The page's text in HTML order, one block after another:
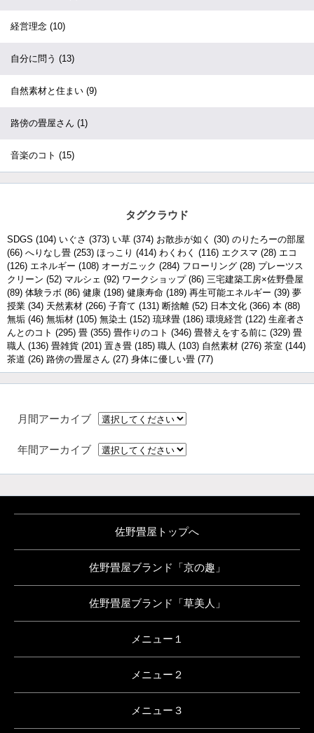
経営理念 (10)
自分に問う (13)
自然素材と住まい (9)
路傍の畳屋さん (1)
音楽のコト (15)
タグクラウド
SDGS (104) いぐさ (373) い草 (374) お散歩が如く (30) のりたろーの部屋
(66) へりなし畳 (253) ほっこり (414) わくわく (116) エクスマ (28) エコ
(126) エネルギー (108) オーガニック (284) フローリング (28) プレーツス
クリーン (52) マルシェ (92) ワークショップ(86) 三宅建築工房×佐野疊屋
(89) 体験ラボ (86) 健康 (198) 健康寿命 (189) 再生可能エネルギー (39) 夢
授業 (34) 天然素材 (266) 子育て (131) 断捨離 (52) 日本文化 (366) 本 (88)
無垢 (46) 無垢材 (105) 無染土 (152) 琉球畳 (186) 環境経営 (122) 生産者さ
んとのコト (295) 畳 (355) 畳作りのコト (346) 畳替えをする前に (329) 畳
職人 (136) 畳雑貨 (201) 置き畳 (185) 職人 (103) 自然素材 (276) 茶室 (144)
茶道 (26) 路傍の畳屋さん (27) 身体に優しい畳 (77)
月間アーカイブ
年間アーカイブ
佐野畳屋トップへ
佐野畳屋ブランド「京の趣」
佐野畳屋ブランド「草美人」
メニュー１
メニュー２
メニュー３